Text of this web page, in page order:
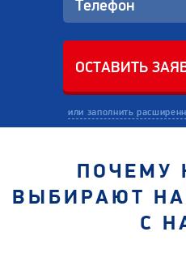
или заполнить
ПОЧЕМУ
ВЫБИРАЮТ
С